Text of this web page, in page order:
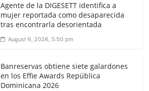
Agente de la DIGESETT identifica a
mujer reportada como desaparecida
tras encontrarla desorientada
August 6, 2026, 5:50 pm
Banreservas obtiene siete galardones
en los Effie Awards República
Dominicana 2026